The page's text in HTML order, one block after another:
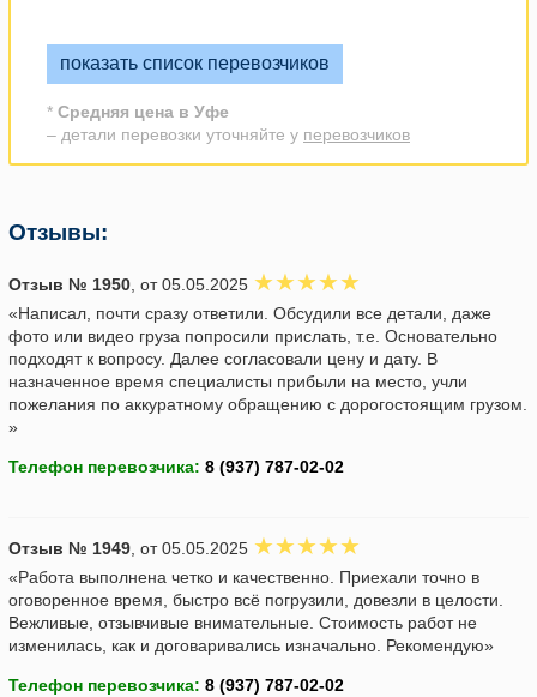
показать список перевозчиков
* Средняя цена в Уфе
– детали перевозки уточняйте у перевозчиков
Отзывы:
Отзыв № 1950 , от 05.05.2025
«Написал, почти сразу ответили. Обсудили все детали, даже
фото или видео груза попросили прислать, т.е. Основательно
подходят к вопросу. Далее согласовали цену и дату. В
назначенное время специалисты прибыли на место, учли
пожелания по аккуратному обращению с дорогостоящим грузом.
»
Телефон перевозчика:
Отзыв № 1949 , от 05.05.2025
«Работа выполнена четко и качественно. Приехали точно в
оговоренное время, быстро всё погрузили, довезли в целости.
Вежливые, отзывчивые внимательные. Стоимость работ не
изменилась, как и договаривались изначально. Рекомендую»
Телефон перевозчика: